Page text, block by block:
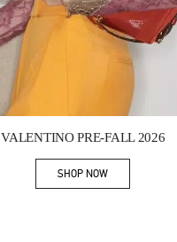
VALENTINO PRE-FALL 2026
SHOP NOWLink Opens in New Tab